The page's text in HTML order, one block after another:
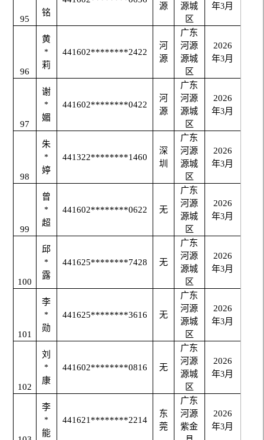
95
铭
源
源城
区
年3月
96
黄
*
莉
441602********2422
河
源
广东
河源
源城
区
2026
年3月
97
谢
*
媚
441602********0422
河
源
广东
河源
源城
区
2026
年3月
98
朱
*
婷
441322********1460
深
圳
广东
河源
源城
区
2026
年3月
99
曾
*
超
441602********0622 无
广东
河源
源城
区
2026
年3月
100
邱
*
露
441625********7428 无
广东
河源
源城
区
2026
年3月
101
李
*
勋
441625********3616 无
广东
河源
源城
区
2026
年3月
102
刘
*
康
441602********0816 无
广东
河源
源城
区
2026
年3月
李
*
能
441621********2214
东
莞
广东
河源
紫金
2026
年3月